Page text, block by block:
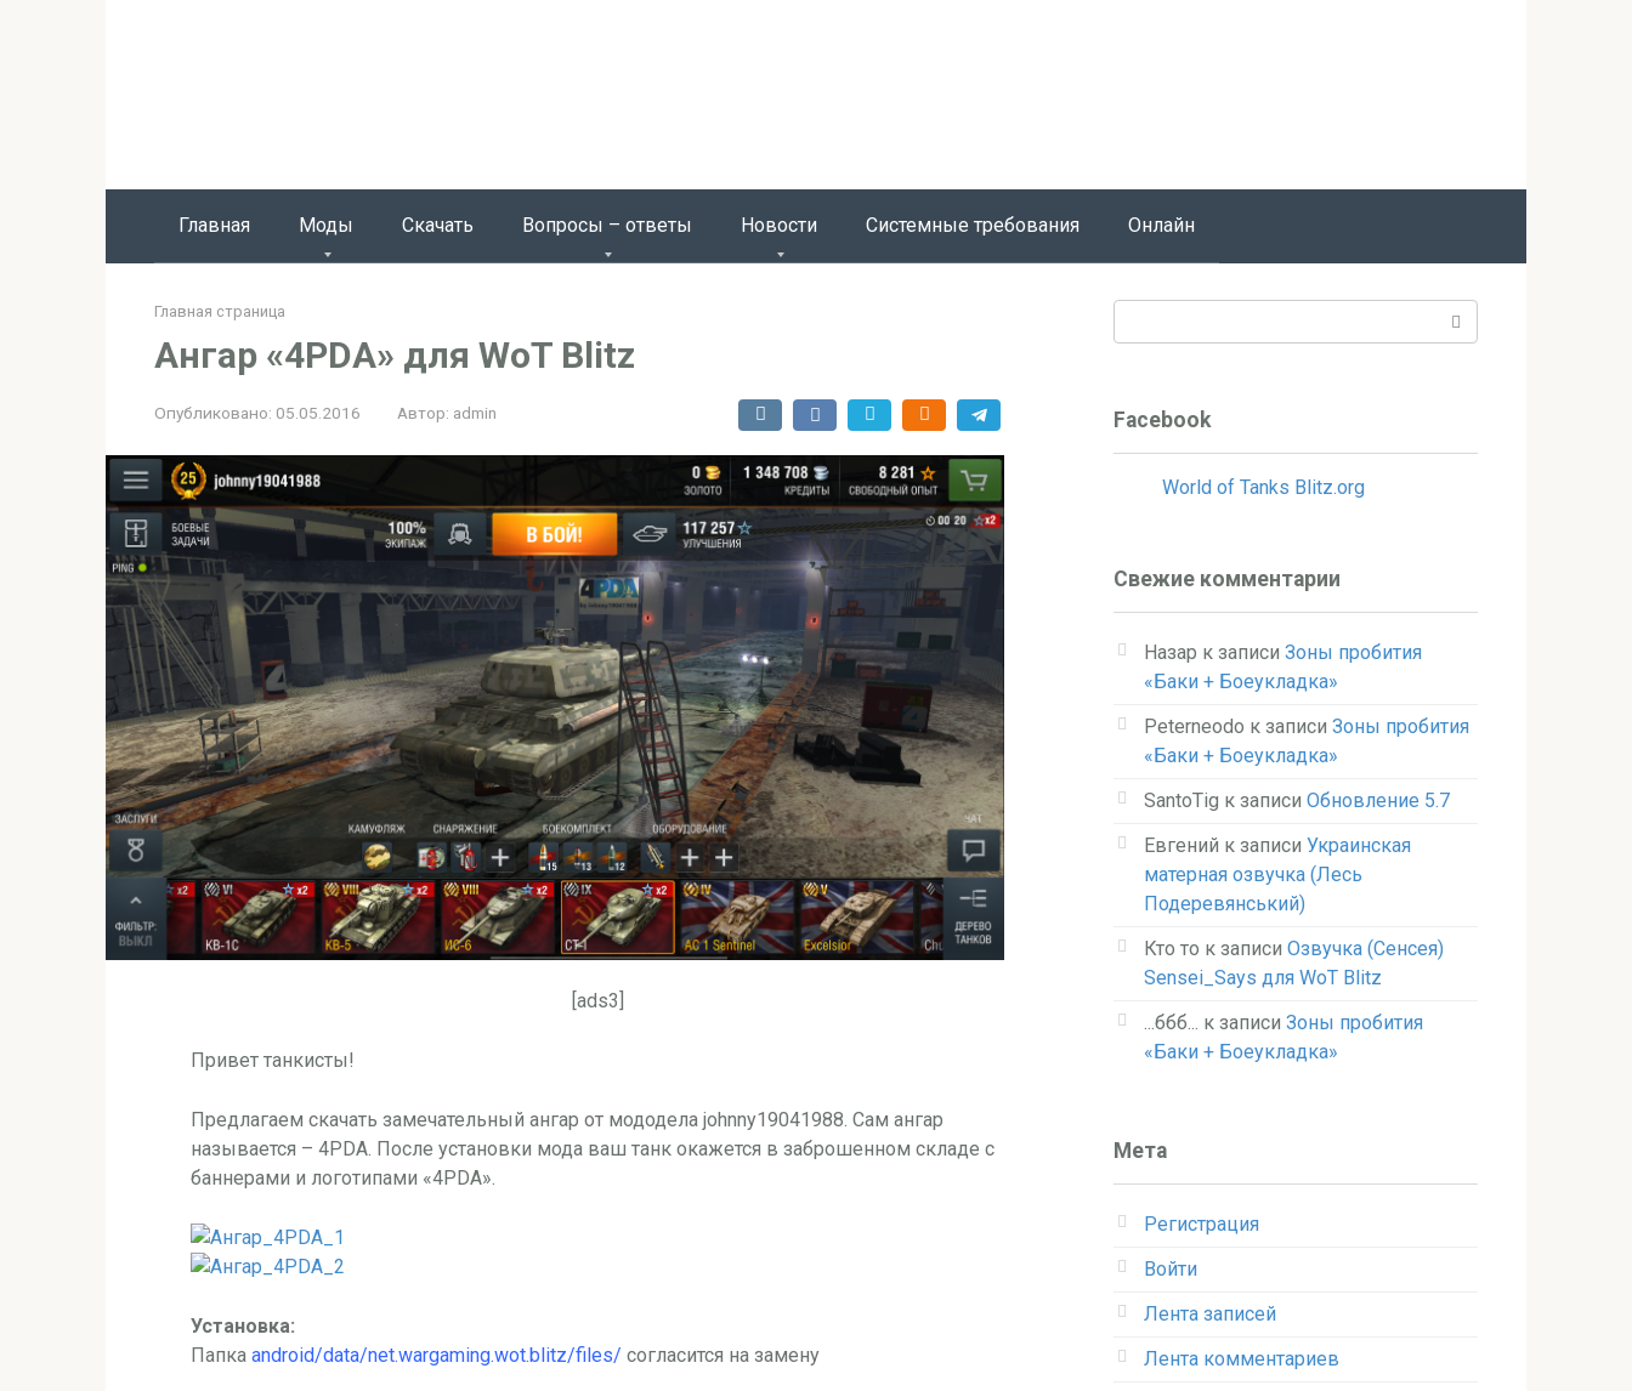
Главная Моды Скачать Вопросы – ответы Новости Системные требования Онлайн
Главная страница
Ангар «4PDA» для WoT Blitz
Опубликовано: 05.05.2016 Автор: admin
[ads3]
Привет танкисты!
Предлагаем скачать замечательный ангар от мододела johnny19041988. Сам ангар
называется – 4PDA. После установки мода ваш танк окажется в заброшенном складе с
баннерами и логотипами «4PDA».
Установка:
Папка android/data/net.wargaming.wot.blitz/files/ согласится на замену
Facebook
World of Tanks Blitz.org
Свежие комментарии
Назар к записи Зоны пробития
«Баки + Боеукладка»
Peterneodo к записи Зоны пробития
«Баки + Боеукладка»
SantoTig к записи Обновление 5.7
Евгений к записи Украинская
матерная озвучка (Лесь
Подеревянський)
Кто то к записи Озвучка (Сенсея)
Sensei_Says для WoT Blitz
...ббб... к записи Зоны пробития
«Баки + Боеукладка»
Мета
Регистрация
Войти
Лента записей
Лента комментариев